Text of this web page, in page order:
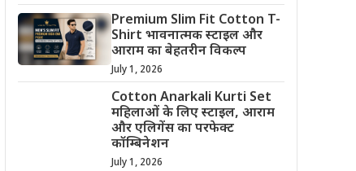
Premium Slim Fit Cotton T-
Shirt भावनात्मक स्टाइल और
आराम का बेहतरीन विकल्प
July 1, 2026
Cotton Anarkali Kurti Set
महिलाओं के लिए स्टाइल, आराम
और एलिगेंस का परफेक्ट
कॉम्बिनेशन
July 1, 2026